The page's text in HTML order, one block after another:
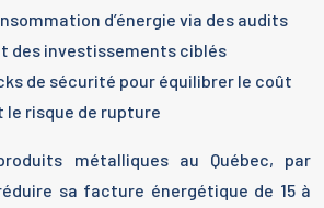
d’énergie via des audits
des investissements ciblés
de sécurité pour équilibrer le coût
risque de rupture
métalliques au Québec, par
sa facture énergétique de 15 à